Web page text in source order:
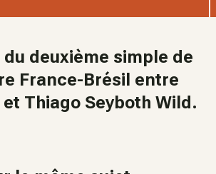
du deuxième simple de
France-Brésil entre
Thiago Seyboth Wild.